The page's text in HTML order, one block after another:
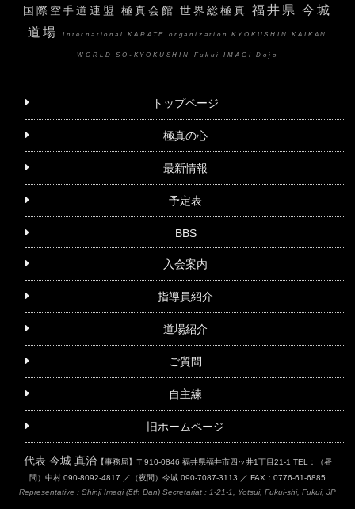
国際空手道連盟 極真会館 世界総極真福井県 今城
道場
International KARATE organization KYOKUSHIN KAIKAN
WORLD SO-KYOKUSHIN Fukui IMAGI Dojo
トップページ
極真の心
最新情報
予定表
BBS
入会案内
指導員紹介
道場紹介
ご質問
自主練
旧ホームページ
代表 今城 真治【事務局】〒910-0846 福井県福井市四ッ井1丁目21-1 TEL：（昼
間）中村 090-8092-4817 ／（夜間）今城 090-7087-3113 ／ FAX：0776-61-6885
Representative : Shinji Imagi (5th Dan) Secretariat : 1-21-1, Yotsui, Fukui-shi, Fukui, JP